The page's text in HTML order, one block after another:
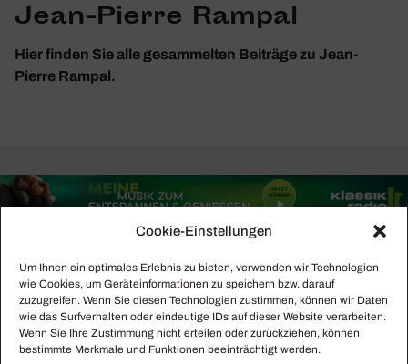
Cookie-Einstellungen
Um Ihnen ein optimales Erlebnis zu bieten, verwenden wir Technologien
wie Cookies, um Geräteinformationen zu speichern bzw. darauf
zuzugreifen. Wenn Sie diesen Technologien zustimmen, können wir Daten
wie das Surfverhalten oder eindeutige IDs auf dieser Website verarbeiten.
Wenn Sie Ihre Zustimmung nicht erteilen oder zurückziehen, können
bestimmte Merkmale und Funktionen beeinträchtigt werden.
Jean-Pierre Rampal
Hier finden Sie alle gesammelten Beiträge zu Jean-
Pierre Rampal.